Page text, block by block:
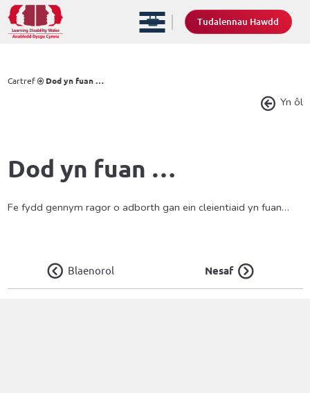
Tudalennau Hawdd
Cartref Dod yn fuan …
Yn ôl
Dod yn fuan …
Fe fydd gennym ragor o adborth gan ein cleientiaid yn fuan…
Blaenorol Nesaf